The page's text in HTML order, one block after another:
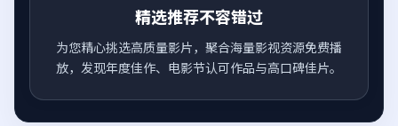
精选推荐不容错过
为您精心挑选高质量影片，聚合海量影视资源免费播
放，发现年度佳作、电影节认可作品与高口碑佳片。